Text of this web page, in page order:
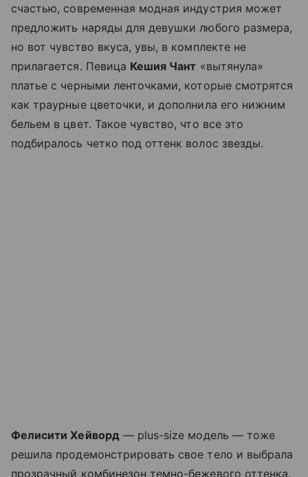
счастью, современная модная индустрия может
предложить наряды для девушки любого размера,
но вот чувство вкуса, увы, в комплекте не
прилагается. Певица Кешия Чант «вытянула»
платье с черными ленточками, которые смотрятся
как траурные цветочки, и дополнила его нижним
бельем в цвет. Такое чувство, что все это
подбиралось четко под оттенк волос звезды.
Фелисити Хейворд— plus-size модель — тоже
решила продемонстрировать свое тело и выбрала
прозрачный комбинезон темно-бежевого оттенка.